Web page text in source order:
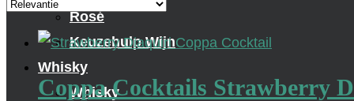
Rosé
Keuzehulp Wijn
Whisky
Whisky
Coppa Cocktails Strawberry